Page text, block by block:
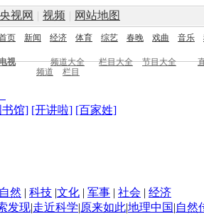
央视网 | 视频 | 网站地图
页 新闻 经济 体育 综艺 春晚 戏曲 音乐
视 频道大全 栏目大全 节目大全
频道
栏目
书馆] [开讲啦] [百家姓]
自然 | 科技 |文化 | 军事 | 社会 | 经济
发现|走近科学|原来如此|地理中国|自然